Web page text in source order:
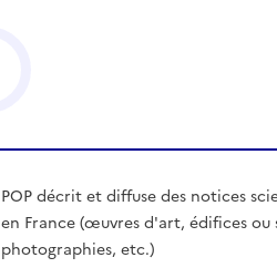
POP décrit et diffuse des notices
en France (œuvres d'art, édifices ou
photographies, etc.)